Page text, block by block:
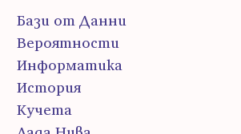
Бази от Данни
Вероятности
Информатика
История
Кучета